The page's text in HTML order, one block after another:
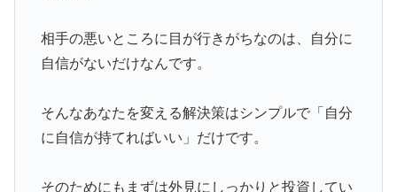
相手の悪いところに目が行きがちなのは、自分に
自信がないだけなんです。
そんなあなたを変える解決策はシンプルで「自分
に自信が持てればいい」だけです。
そのためにもまずは外見にしっかりと投資してい